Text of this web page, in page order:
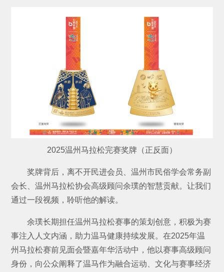
2025温州马拉松完赛奖牌（正反面）
奖牌背后，离不开民进会员、温州市民俗学会常务副
会长、温州马拉松协会高级顾问余璞的智慧贡献。让我们
通过一段视频，聆听他的解读。
余璞长期担任温州马拉松赛事的策划创意，积极为赛
事注入人文内涵，助力温马健康持续发展。在2025年温
州马拉松赛前见面会暨嘉年华活动中，他以赛事高级顾问
身份，向公众阐释了温马作为融合运动、文化与赛事经济